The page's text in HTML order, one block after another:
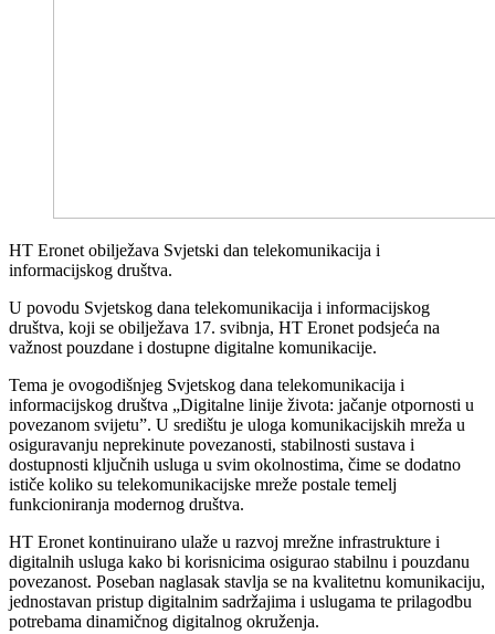
HT Eronet obilježava Svjetski dan telekomunikacija i
informacijskog društva.
U povodu Svjetskog dana telekomunikacija i informacijskog
društva, koji se obilježava 17. svibnja, HT Eronet podsjeća na
važnost pouzdane i dostupne digitalne komunikacije.
Tema je ovogodišnjeg Svjetskog dana telekomunikacija i
informacijskog društva „Digitalne linije života: jačanje otpornosti u
povezanom svijetu”. U središtu je uloga komunikacijskih mreža u
osiguravanju neprekinute povezanosti, stabilnosti sustava i
dostupnosti ključnih usluga u svim okolnostima, čime se dodatno
ističe koliko su telekomunikacijske mreže postale temelj
funkcioniranja modernog društva.
HT Eronet kontinuirano ulaže u razvoj mrežne infrastrukture i
digitalnih usluga kako bi korisnicima osigurao stabilnu i pouzdanu
povezanost. Poseban naglasak stavlja se na kvalitetnu komunikaciju,
jednostavan pristup digitalnim sadržajima i uslugama te prilagodbu
potrebama dinamičnog digitalnog okruženja.